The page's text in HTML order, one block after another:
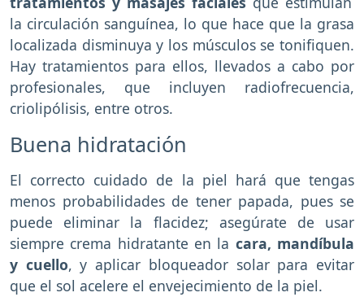
la circulación sanguínea, lo que hace que la grasa
localizada disminuya y los músculos se tonifiquen.
Hay tratamientos para ellos, llevados a cabo por
profesionales, que incluyen radiofrecuencia,
criolipólisis, entre otros.
Buena hidratación
El correcto cuidado de la piel hará que tengas
menos probabilidades de tener papada, pues se
puede eliminar la flacidez; asegúrate de usar
siempre crema hidratante en la cara, mandíbula
y cuello, y aplicar bloqueador solar para evitar
que el sol acelere el envejecimiento de la piel.